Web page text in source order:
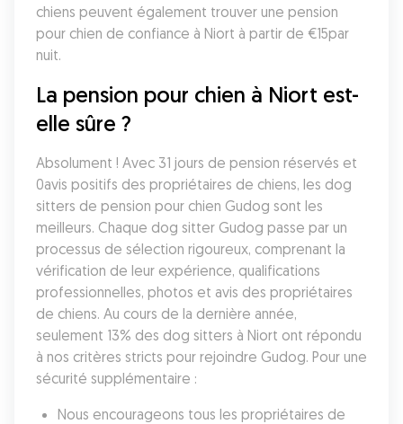
chiens peuvent également trouver une pension
pour chien de confiance à Niort à partir de €15par
nuit.
La pension pour chien à Niort est-
elle sûre ?
Absolument ! Avec 31 jours de pension réservés et
0avis positifs des propriétaires de chiens, les dog
sitters de pension pour chien Gudog sont les
meilleurs. Chaque dog sitter Gudog passe par un
processus de sélection rigoureux, comprenant la
vérification de leur expérience, qualifications
professionnelles, photos et avis des propriétaires
de chiens. Au cours de la dernière année,
seulement 13% des dog sitters à Niort ont répondu
à nos critères stricts pour rejoindre Gudog. Pour une
sécurité supplémentaire :
Nous encourageons tous les propriétaires de